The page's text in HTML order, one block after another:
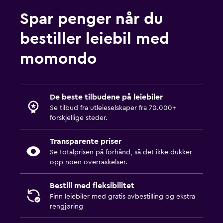
Spar penger når du
bestiller leiebil med
momondo
De beste tilbudene på leiebiler
Se tilbud fra utleieselskaper fra 70.000+
forskjellige steder.
Transparente priser
Se totalprisen på forhånd, så det ikke dukker
opp noen overraskelser.
Bestill med fleksibilitet
Finn leiebiler med gratis avbestilling og ekstra
rengjøring